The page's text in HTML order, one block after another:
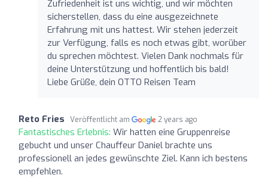
Zufriedenheit ist uns wichtig, und wir möchten
sicherstellen, dass du eine ausgezeichnete
Erfahrung mit uns hattest. Wir stehen jederzeit
zur Verfügung, falls es noch etwas gibt, worüber
du sprechen möchtest. Vielen Dank nochmals für
deine Unterstützung und hoffentlich bis bald!
Liebe Grüße, dein OTTO Reisen Team
Reto Fries Veröffentlicht am 2 years ago
Fantastisches Erlebnis: Wir hatten eine Gruppenreise
gebucht und unser Chauffeur Daniel brachte uns
professionell an jedes gewünschte Ziel. Kann ich bestens
empfehlen.